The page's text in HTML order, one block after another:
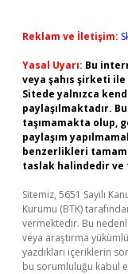
Reklam ve İletişim:
Yasal Uyarı: Bu
veya şahıs şirketi
Sitede yalnızca
paylaşılmaktadır.
taşımamakta olup,
paylaşım
benzerlikleri
taslak halindedir ve
Sitemiz, 5651 Sayılı
Kurumu (BTK)
vermektedir. Bu
veya araştırma
yazdıkları içeriklerin
bu sorumluluğu kabul